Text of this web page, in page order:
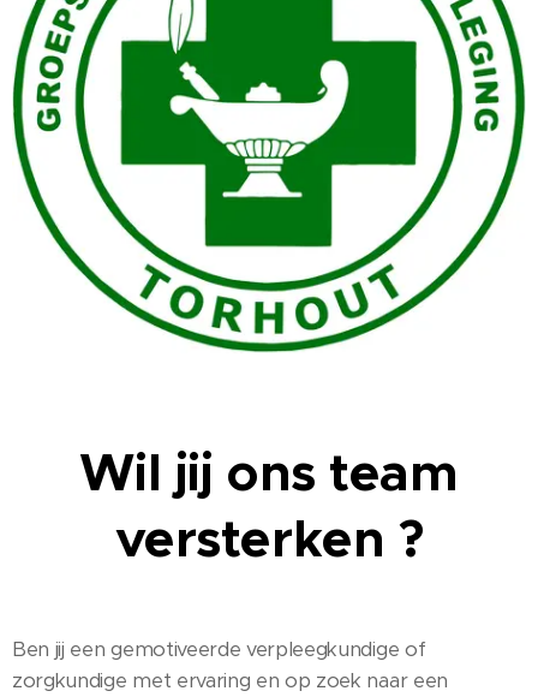
Wil jij ons team
versterken ?
Ben jij een gemotiveerde verpleegkundige of
zorgkundige met ervaring en op zoek naar een